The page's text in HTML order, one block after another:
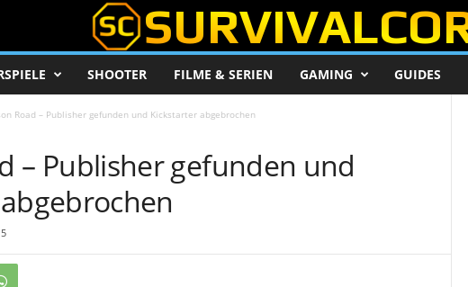
SHOOTER FILME & SERIEN GAMING GUIDES
Road – Publisher gefunden und Kickstarter abgebrochen
– Publisher gefunden und